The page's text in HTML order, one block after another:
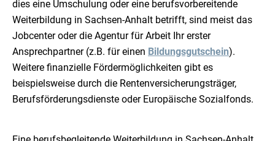
dies eine Umschulung oder eine berufsvorbereitende
Weiterbildung in Sachsen-Anhalt betrifft, sind meist das
Jobcenter oder die Agentur für Arbeit Ihr erster
Ansprechpartner (z.B. für einen Bildungsgutschein).
Weitere finanzielle Fördermöglichkeiten gibt es
beispielsweise durch die Rentenversicherungsträger,
Berufsförderungsdienste oder Europäische Sozialfonds.